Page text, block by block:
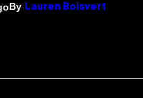
By Lauren Boisvert